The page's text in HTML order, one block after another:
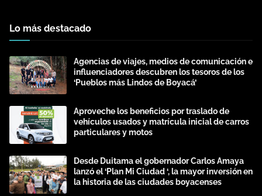
Lo más destacado
Agencias de viajes, medios de comunicación e
influenciadores descubren los tesoros de los
‘Pueblos más Lindos de Boyacá’
Aproveche los beneficios por traslado de
vehículos usados y matrícula inicial de carros
particulares y motos
Desde Duitama el gobernador Carlos Amaya
lanzó el ‘Plan Mi Ciudad ‘, la mayor inversión en
la historia de las ciudades boyacenses